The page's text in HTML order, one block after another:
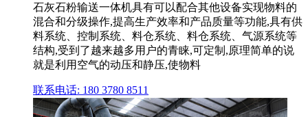
石灰石粉输送一体机具有可以配合其他设备实现物料的
混合和分级操作,提高生产效率和产品质量等功能,具有供
料系统、控制系统、料仓系统、料仓系统、气源系统等
结构,受到了越来越多用户的青睐,可定制,原理简单的说
就是利用空气的动压和静压,使物料
联系电话: 180 3780 8511